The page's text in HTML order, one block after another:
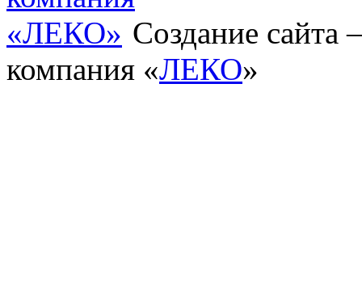
Создание сайта
компания «ЛЕКО»